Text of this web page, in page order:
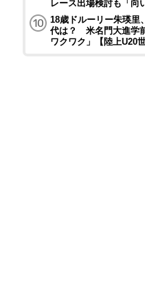
レース出場検討も「向
18歳ドルーリー朱瑛里
代は？ 米名門大進学
ワクワク」【陸上U20